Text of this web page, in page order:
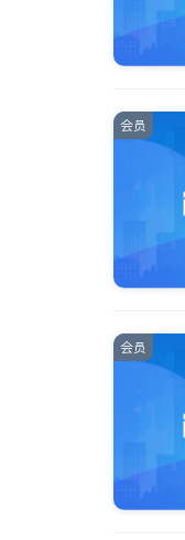
会员
会员